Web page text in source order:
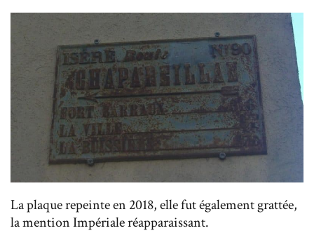
La plaque repeinte en 2018, elle fut également grattée,
la mention Impériale réapparaissant.